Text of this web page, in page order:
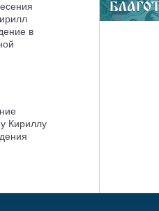
в
Кириллу